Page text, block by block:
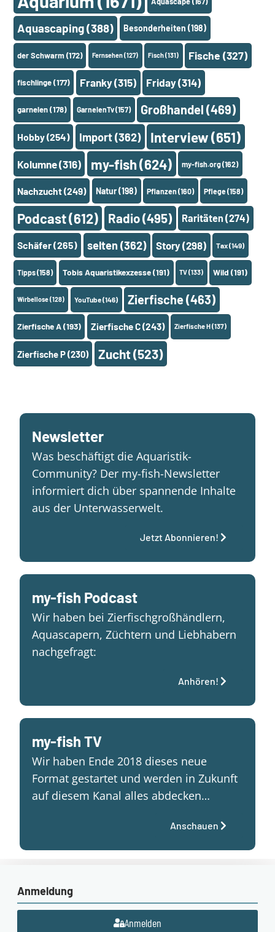
Aquascaping(388) Besonderheiten (198)
der Schwarm(172) Fernsehen(127) Fisch(131) Fische (327)
fischlinge(177) Franky(315) Friday(314)
garnelen(178) GarnelenTv(157) Großhandel (469)
Hobby(254) Import(362) Interview(651)
Kolumne(316) my-fish(624) my-fish.org(162)
Nachzucht(249) Natur(198) Pflanzen(160) Pflege(158)
Podcast(612) Radio(495) Raritäten (274)
Schäfer(265) selten (362) Story (298) Tax(149)
Tipps(158) Tobis Aquaristikexzesse(191) TV(133) Wild (191)
Wirbellose(128) YouTube(146) Zierfische(463)
Zierfische A(193) Zierfische C(243) Zierfische H(137)
Zierfische P(230) Zucht(523)
Newsletter
Was beschäftigt die Aquaristik-
Community? Der my-fish-Newsletter
informiert dich über spannende Inhalte
aus der Unterwasserwelt.
Jetzt Abonnieren!
my-fish Podcast
Wir haben bei Zierfischgroßhändlern,
Aquascapern, Züchtern und Liebhabern
nachgefragt:
Anhören!
my-fish TV
Wir haben Ende 2018 dieses neue
Format gestartet und werden in Zukunft
auf diesem Kanal alles abdecken…
Anschauen
Anmeldung
Anmelden